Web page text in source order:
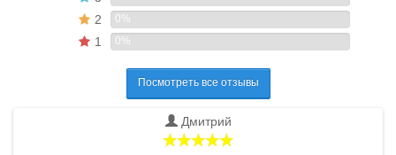
2 0%
1 0%
Посмотреть все отзывы
Дмитрий